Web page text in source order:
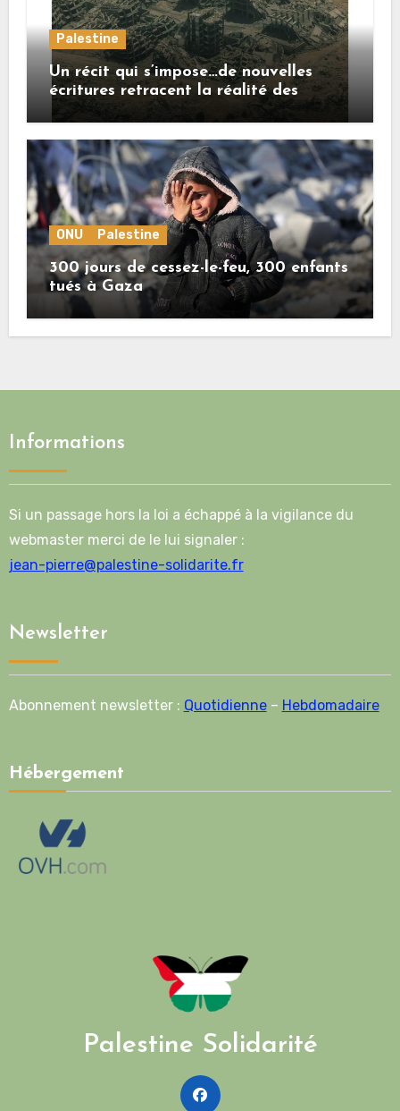
Palestine
Un récit qui s’impose…de nouvelles
écritures retracent la réalité des
crimes sionistes à Gaza
ONU Palestine
300 jours de cessez-le-feu, 300 enfants
tués à Gaza
Informations
Si un passage hors la loi a échappé à la vigilance du
webmaster merci de le lui signaler :
jean-pierre@palestine-solidarite.fr
Newsletter
Abonnement newsletter : Quotidienne– Hebdomadaire
Hébergement
Palestine Solidarité